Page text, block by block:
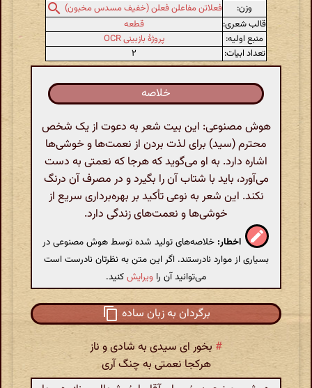
وزن:
فعلاتن مفاعلن فعلن (خفیف مسدس مخبون)
قالب شعری:
قطعه
منبع اولیه:
پروژهٔ بازبینی OCR
تعداد ابیات:
۲
خلاصه
هوش مصنوعی: این بیت شعر به دعوت از یک شخص
محترم (سید) برای لذت بردن از نعمت‌ها و خوشی‌ها
اشاره دارد. به او می‌گوید که هرجا که نعمتی به دست
می‌آورد، باید با شتاب آن را بگیرد و در مصرف آن درنگ
نکند. این شعر به نوعی تأکید بر بهره‌برداری سریع از
خوشی‌ها و نعمت‌های زندگی دارد.
اخطار: خلاصه‌های تولید شده توسط هوش مصنوعی در
بسیاری از موارد نادرستند. اگر این متن به نظرتان نادرست است
می‌توانید آن را ویرایشکنید.
برگردان به زبان ساده
# بخور ای سیدی به شادی و ناز
هرکجا نعمتی به چنگ آری